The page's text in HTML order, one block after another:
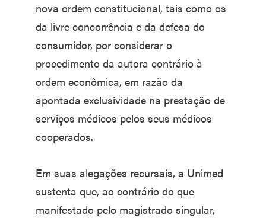
nova ordem constitucional, tais como os
da livre concorrência e da defesa do
consumidor, por considerar o
procedimento da autora contrário à
ordem econômica, em razão da
apontada exclusividade na prestação de
serviços médicos pelos seus médicos
cooperados.
Em suas alegações recursais, a Unimed
sustenta que, ao contrário do que
manifestado pelo magistrado singular,